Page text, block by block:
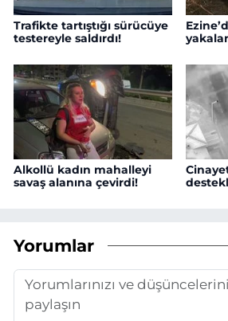
Trafikte tartıştığı sürücüye
testereyle saldırdı!
Alkollü kadın mahalleyi
savaş alanına çevirdi!
Yorumlar